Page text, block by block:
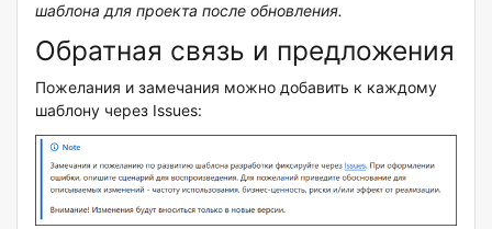
шаблона для проекта после обновления.
Обратная связь и предложения
Пожелания и замечания можно добавить к каждому
шаблону через Issues: